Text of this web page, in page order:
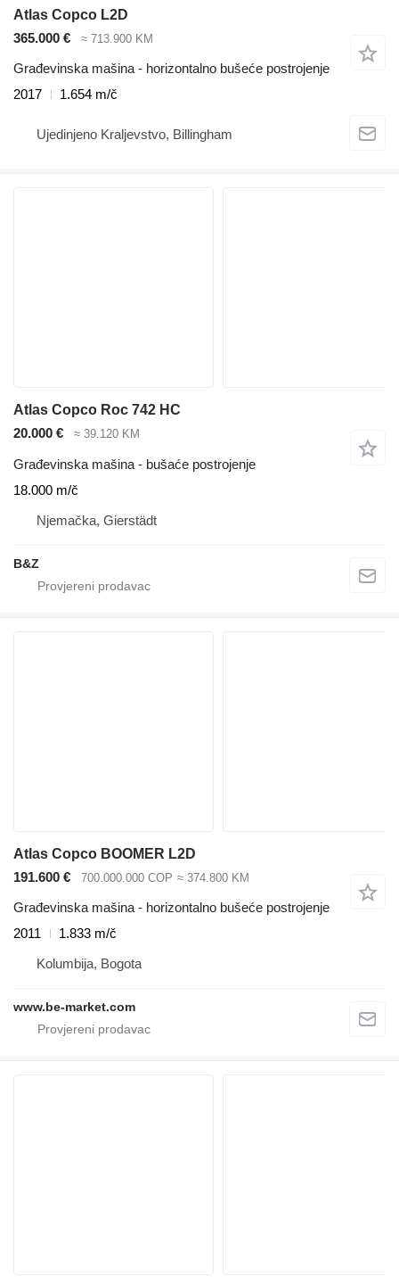
Atlas Copco L2D
365.000 €
≈ 713.900 KM
Građevinska mašina - horizontalno bušeće postrojenje
2017
1.654 m/č
Ujedinjeno Kraljevstvo, Billingham
Atlas Copco Roc 742 HC
20.000 €
≈ 39.120 KM
Građevinska mašina - bušaće postrojenje
18.000 m/č
Njemačka, Gierstädt
B&Z
Atlas Copco BOOMER L2D
191.600 €
700.000.000 COP ≈ 374.800 KM
Građevinska mašina - horizontalno bušeće postrojenje
2011
1.833 m/č
Kolumbija, Bogota
www.be-market.com